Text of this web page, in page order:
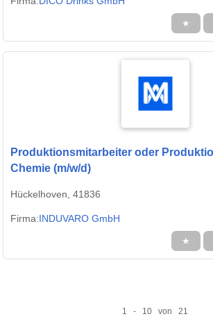
★
Produktionsmitarbeiter oder
Chemie (m/w/d)
Hückelhoven, 41836
Firma:INDUVARO GmbH
★
1 - 10 von 21